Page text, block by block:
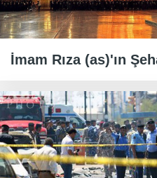
İmam Rıza (as)'ın